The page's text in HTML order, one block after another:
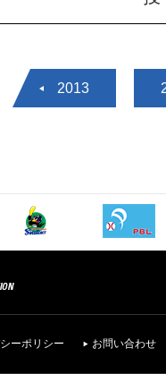
2013
ーポリシー お問い合わせ